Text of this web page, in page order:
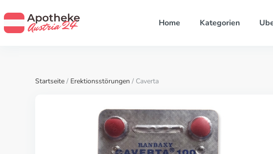
Home Kategorien
Startseite / Erektionsstörungen / Caverta